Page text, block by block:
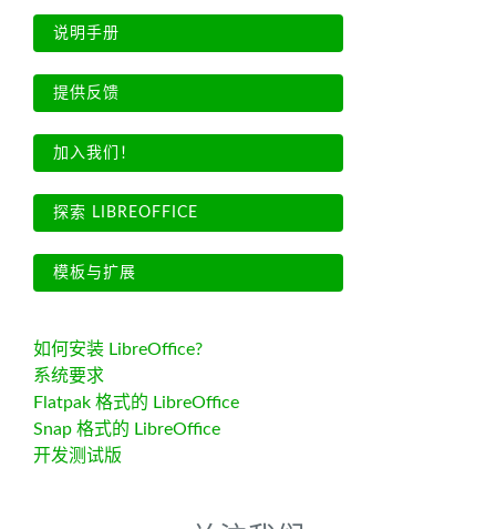
说明手册
提供反馈
加入我们！
探索 LIBREOFFICE
模板与扩展
如何安装 LibreOffice?
系统要求
Flatpak 格式的 LibreOffice
Snap 格式的 LibreOffice
开发测试版